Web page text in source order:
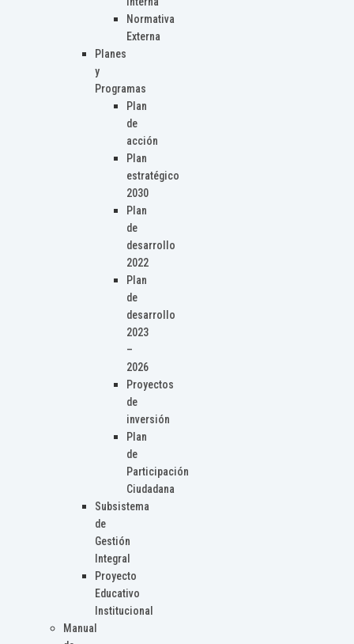
Normativa
Externa
Planes
y
Programas
Plan
de
acción
Plan
estratégico
2030
Plan
de
desarrollo
2022
Plan
de
desarrollo
2023
–
2026
Proyectos
de
inversión
Plan
de
Participación
Ciudadana
Subsistema
de
Gestión
Integral
Proyecto
Educativo
Institucional
Manual